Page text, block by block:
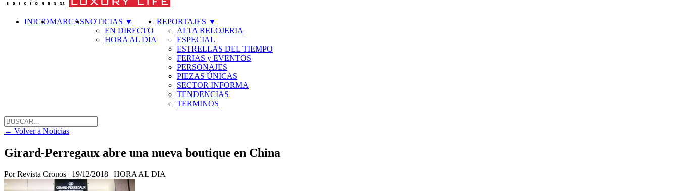
INICIOMARCASNOTICIAS ▼
EN DIRECTO
HORA AL DIA
REPORTAJES ▼
ALTA RELOJERIA
ESPECIAL
ESTRELLAS DEL TIEMPO
FERIAS y EVENTOS
PERSONAJES
PIEZAS ÚNICAS
SECTOR INFORMA
TENDENCIAS
TERMINOS
← Volver a Noticias
Girard-Perregaux abre una nueva boutique en China
Por Revista Cronos | 19/12/2018 | HORA AL DIA